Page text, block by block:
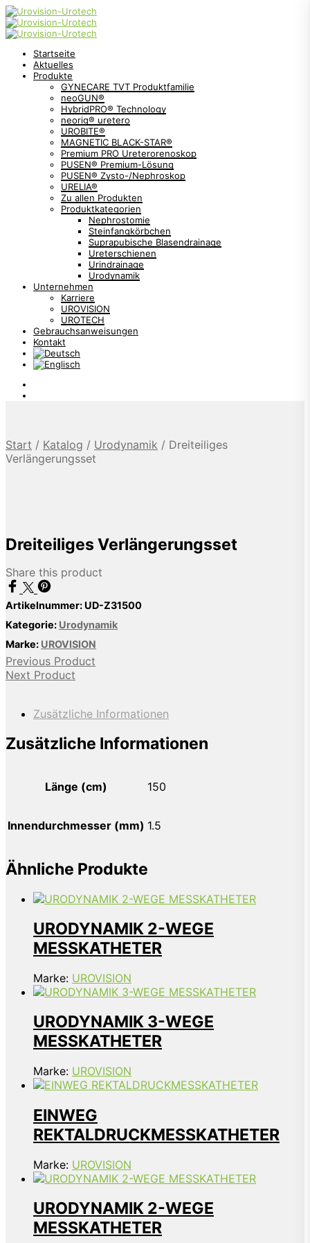
Startseite
Aktuelles
Produkte
GYNECARE TVT Produktfamilie
neoGUN®
HybridPRO® Technology
neorig® uretero
UROBITE®
MAGNETIC BLACK-STAR®
Premium PRO Ureterorenoskop
PUSEN® Premium-Lösung
PUSEN® Zysto-/Nephroskop
URELIA®
Zu allen Produkten
Produktkategorien
Nephrostomie
Steinfangkörbchen
Suprapubische Blasendrainage
Ureterschienen
Urindrainage
Urodynamik
Unternehmen
Karriere
UROVISION
UROTECH
Gebrauchsanweisungen
Kontakt
Start / Katalog / Urodynamik / Dreiteiliges
Verlängerungsset
Dreiteiliges Verlängerungsset
Share this product
Artikelnummer: UD-Z31500
Kategorie: Urodynamik
Marke: UROVISION
Previous Product
Next Product
Zusätzliche Informationen
Zusätzliche Informationen
Länge (cm) 150
Innendurchmesser (mm) 1.5
Ähnliche Produkte
URODYNAMIK 2-WEGE
MESSKATHETER
Marke: UROVISION
URODYNAMIK 3-WEGE
MESSKATHETER
Marke: UROVISION
EINWEG
REKTALDRUCKMESSKATHETER
Marke: UROVISION
URODYNAMIK 2-WEGE
MESSKATHETER